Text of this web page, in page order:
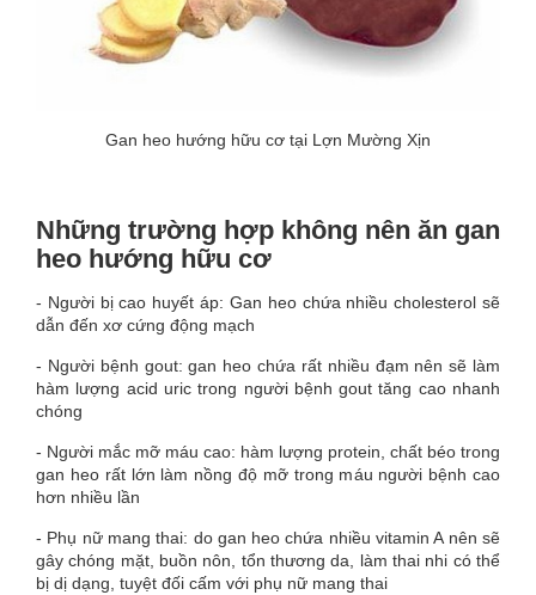
Gan heo hướng hữu cơ tại Lợn Mường Xịn
Những trường hợp không nên ăn gan
heo hướng hữu cơ
- Người bị cao huyết áp: Gan heo chứa nhiều cholesterol sẽ
dẫn đến xơ cứng động mạch
- Người bệnh gout: gan heo chứa rất nhiều đạm nên sẽ làm
hàm lượng acid uric trong người bệnh gout tăng cao nhanh
chóng
- Người mắc mỡ máu cao: hàm lượng protein, chất béo trong
gan heo rất lớn làm nồng độ mỡ trong máu người bệnh cao
hơn nhiều lần
- Phụ nữ mang thai: do gan heo chứa nhiều vitamin A nên sẽ
gây chóng mặt, buồn nôn, tổn thương da, làm thai nhi có thể
bị dị dạng, tuyệt đối cấm với phụ nữ mang thai